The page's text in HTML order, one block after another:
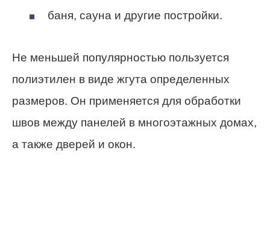
баня, сауна и другие постройки.
Не меньшей популярностью пользуется
полиэтилен в виде жгута определенных
размеров. Он применяется для обработки
швов между панелей в многоэтажных домах,
а также дверей и окон.